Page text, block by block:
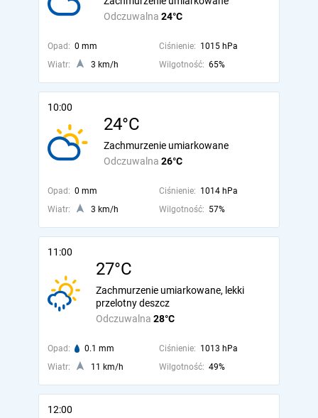
Odczuwalna 24°C
Opad: 0 mm Ciśnienie: 1015 hPa
Wiatr:
3 km/h Wilgotność: 65%
10:00
24°C
Odczuwalna 26°C
Zachmurzenie umiarkowane
Opad: 0 mm Ciśnienie: 1014 hPa
Wiatr:
3 km/h Wilgotność: 57%
11:00
27°C
Odczuwalna 28°C
Zachmurzenie umiarkowane, lekki
przelotny deszcz
Opad: 0.1 mm Ciśnienie: 1013 hPa
Wiatr:
11 km/h Wilgotność: 49%
12:00